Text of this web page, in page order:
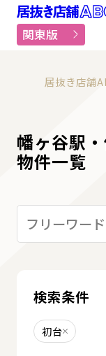
居抜
関東版
居抜き店舗
幡ヶ谷駅
物件一覧
検索条件
初台削除する